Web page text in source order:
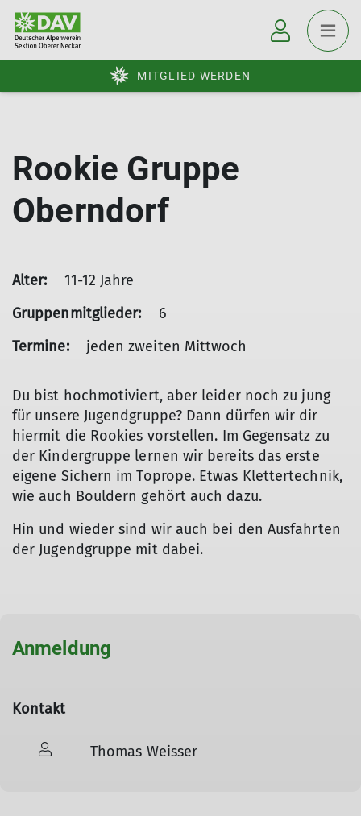
MITGLIED WERDEN
Rookie Gruppe
Oberndorf
Alter:
11-12 Jahre
Gruppenmitglieder:
6
Termine:
jeden zweiten Mittwoch
Du bist hochmotiviert, aber leider noch zu jung
für unsere Jugendgruppe? Dann dürfen wir dir
hiermit die Rookies vorstellen. Im Gegensatz zu
der Kindergruppe lernen wir bereits das erste
eigene Sichern im Toprope. Etwas Klettertechnik,
wie auch Bouldern gehört auch dazu.
Hin und wieder sind wir auch bei den Ausfahrten
der Jugendgruppe mit dabei.
Anmeldung
Kontakt
Thomas Weisser